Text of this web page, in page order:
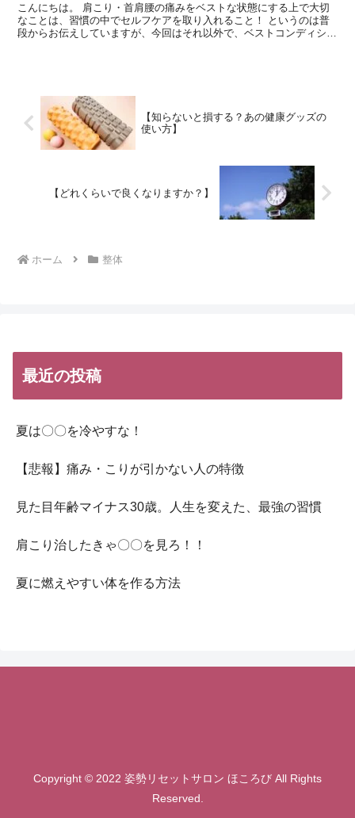
こんにちは。 肩こり・首肩腰の痛みをベストな状態にする上で大切
なことは、習慣の中でセルフケアを取り入れること！ というのは普
段からお伝えしていますが、今回はそれ以外で、ベストコンディショ
【知らないと損する？あの健康グッズの
使い方】
【どれくらいで良くなりますか？】
ホーム 整体
最近の投稿
夏は〇〇を冷やすな！
【悲報】痛み・こりが引かない人の特徴
見た目年齢マイナス30歳。人生を変えた、最強の習慣
肩こり治したきゃ〇〇を見ろ！！
夏に燃えやすい体を作る方法
Copyright © 2022 姿勢リセットサロン ほころび All Rights
Reserved.